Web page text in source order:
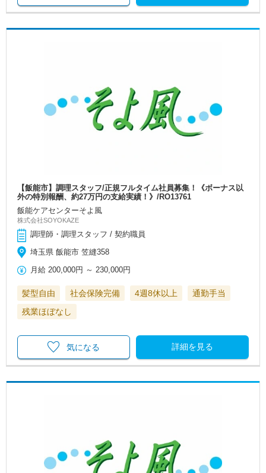
【飯能市】調理スタッフ/正規フルタイム社員募集！《ボーナス以
外の特別報酬、約27万円の支給実績！》/RO13761
飯能ケアセンターそよ風
株式会社SOYOKAZE
調理師・調理スタッフ / 契約職員
埼玉県 飯能市 笠縫358
月給 200,000円 ～230,000円
髪型自由 社会保険完備 4週8休以上
通勤手当
残業ほぼなし
詳細を見る
気になる